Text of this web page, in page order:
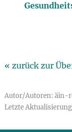
« zurück zur
Autor/Autoren: äin-
Letzte